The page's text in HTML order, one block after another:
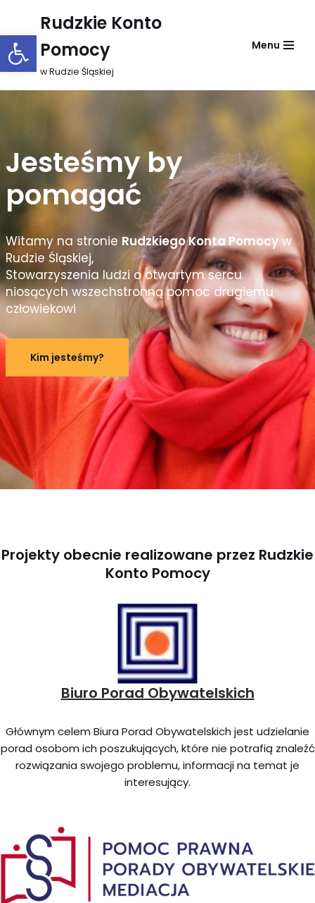
Otwórz pasek narzędzi
Przejdź
do
treści
Rudzkie Konto
Pomocy
w Rudzie Śląskiej
Menu
Jesteśmy by
pomagać
Witamy na stronie Rudzkiego Konta Pomocyw
Rudzie Śląskiej,
Stowarzyszenia ludzi o otwartym sercu
niosących wszechstronną pomoc drugiemu
człowiekowi
Kim jesteśmy?
Projekty obecnie realizowane przez Rudzkie
Konto Pomocy
Biuro Porad Obywatelskich
Głównym celem Biura Porad Obywatelskich jest udzielanie
porad osobom ich poszukujących, które nie potrafią znaleźć
rozwiązania swojego problemu, informacji na temat je
interesujący.